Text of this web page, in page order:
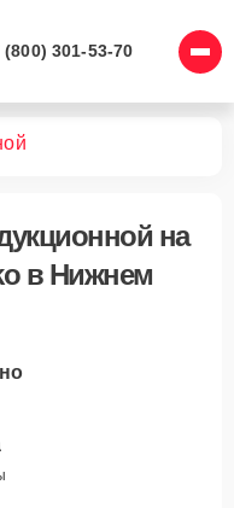
(800) 301-53-70
на
в Нижнем